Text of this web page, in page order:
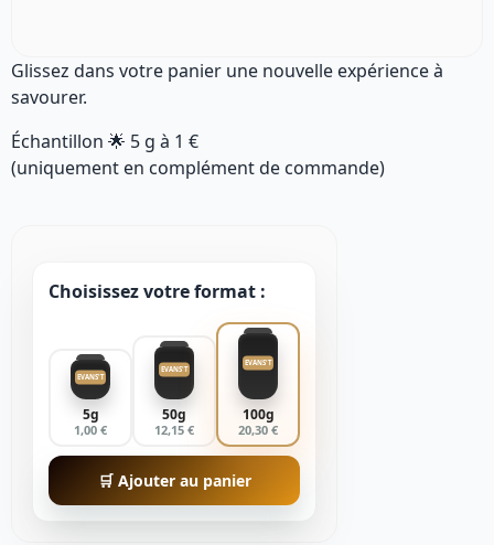
Glissez dans votre panier une nouvelle expérience à
savourer.
Échantillon 🌟 5 g à 1 €
(uniquement en complément de commande)
Choisissez votre format :
EVANS'T
5g
1,00 €
EVANS'T
50g
12,15 €
EVANS'T
100g
20,30 €
🛒 Ajouter au panier